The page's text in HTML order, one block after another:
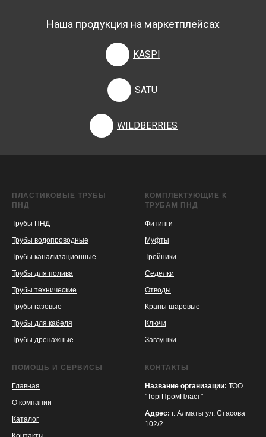
Наша продукция на маркетплейсах
KASPI
SATU
WILDBERRIES
ПЛАСТИКОВЫЕ ТРУБЫ
ПНД
Трубы ПНД
Трубы водопроводные
Трубы канализационные
Трубы для полива
Трубы технические
Трубы газовые
Трубы для кабеля
Трубы дренажные
КОМПЛЕКТУЮЩИЕ К
ТРУБАМ ПНД
Фитинги
Муфты
Тройники
Седелки
Отводы
Краны шаровые
Ключи
Заглушки
ПОМОЩЬ И СЕРВИСЫ
Главная
О компании
Каталог
КОНТАКТЫ
Название организации: ТОО
"ТоргПромПласт"
Адрес: г. Алматы ул. Стасова
102/2